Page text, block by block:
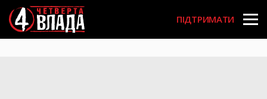
Перейти
до
основного
вмісту
User
account
ПІДТРИМАТИ